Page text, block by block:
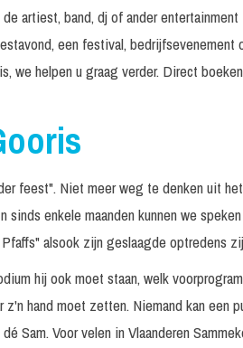
artiest, band, dj of ander
een festival, bedrijfsevenement
we helpen u graag verder. Direct
feest". Niet meer weg te denken uit
sinds enkele maanden kunnen we
alsook zijn geslaagde optredens
hij ook moet staan, welk
z'n hand moet zetten. Niemand kan een
Sam. Voor velen in Vlaanderen